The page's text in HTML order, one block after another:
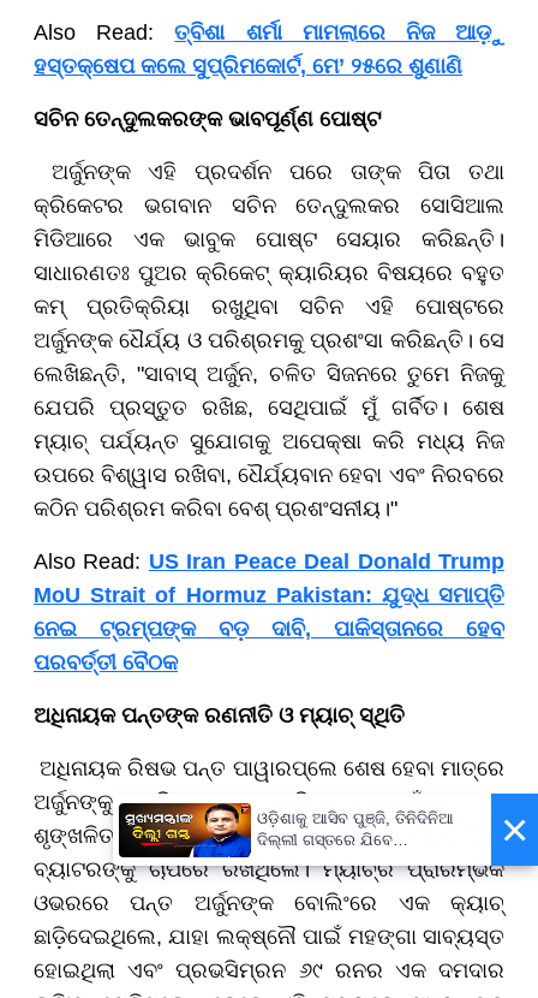
Also Read:ତ୍ବିଶା ଶର୍ମା ମାମଲାରେ ନିଜ ଆଡ଼ୁ
ହସ୍ତକ୍ଷେପ କଲେ ସୁପ୍ରିମକୋର୍ଟ, ମେ’ ୨୫ରେ ଶୁଣାଣି
ସଚିନ ତେନ୍ଦୁଲକରଙ୍କ ଭାବପୂର୍ଣ୍ଣ ପୋଷ୍ଟ
ଅର୍ଜୁନଙ୍କ ଏହି ପ୍ରଦର୍ଶନ ପରେ ତାଙ୍କ ପିତା ତଥା
କ୍ରିକେଟର ଭଗବାନ ସଚିନ ତେନ୍ଦୁଲକର ସୋସିଆଲ
ମିଡିଆରେ ଏକ ଭାବୁକ ପୋଷ୍ଟ ସେୟାର କରିଛନ୍ତି।
ସାଧାରଣତଃ ପୁଅର କ୍ରିକେଟ୍ କ୍ୟାରିୟର ବିଷୟରେ ବହୁତ
କମ୍ ପ୍ରତିକ୍ରିୟା ରଖୁଥିବା ସଚିନ ଏହି ପୋଷ୍ଟରେ
ଅର୍ଜୁନଙ୍କ ଧୈର୍ଯ୍ୟ ଓ ପରିଶ୍ରମକୁ ପ୍ରଶଂସା କରିଛନ୍ତି। ସେ
ଲେଖିଛନ୍ତି, "ସାବାସ୍ ଅର୍ଜୁନ, ଚଳିତ ସିଜନରେ ତୁମେ ନିଜକୁ
ଯେପରି ପ୍ରସ୍ତୁତ ରଖିଛ, ସେଥିପାଇଁ ମୁଁ ଗର୍ବିତ। ଶେଷ
ମ୍ୟାଚ୍ ପର୍ଯ୍ୟନ୍ତ ସୁଯୋଗକୁ ଅପେକ୍ଷା କରି ମଧ୍ୟ ନିଜ
ଉପରେ ବିଶ୍ୱାସ ରଖିବା, ଧୈର୍ଯ୍ୟବାନ ହେବା ଏବଂ ନିରବରେ
କଠିନ ପରିଶ୍ରମ କରିବା ବେଶ୍ ପ୍ରଶଂସନୀୟ।"
Also Read: US Iran Peace Deal Donald Trump
MoU Strait of Hormuz Pakistan: ଯୁଦ୍ଧ ସମାପ୍ତି
ନେଇ ଟ୍ରମ୍ପଙ୍କ ବଡ଼ ଦାବି, ପାକିସ୍ତାନରେ ହେବ
ପରବର୍ତ୍ତୀ ବୈଠକ
ଅଧିନାୟକ ପନ୍ତଙ୍କ ରଣନୀତି ଓ ମ୍ୟାଚ୍ ସ୍ଥିତି
ଅଧିନାୟକ ରିଷଭ ପନ୍ତ ପାୱାରପ୍ଲେ ଶେଷ ହେବା ମାତ୍ରେ
ଅର୍ଜୁନଙ୍କୁ ବୋଲିଂ ଆଟାକ୍‌କୁ ଆଣିଥିଲେ, ଯେଉଁଠାରେ ସେ
ଶୃଙ୍ଖଳିତ ବୋଲିଂ ସହ ତୀକ୍ଷ୍ଣ ବାଉନ୍ସର ମାଧ୍ୟମରେ
ବ୍ୟାଟରଙ୍କୁ ଚାପରେ ରଖିଥିଲେ। ମ୍ୟାଚ୍‌ର ପ୍ରାରମ୍ଭିକ
ଓଭରରେ ପନ୍ତ ଅର୍ଜୁନଙ୍କ ବୋଲିଂରେ ଏକ କ୍ୟାଚ୍
ଛାଡ଼ିଦେଇଥିଲେ, ଯାହା ଲକ୍ଷ୍ନୌ ପାଇଁ ମହଙ୍ଗା ସାବ୍ୟସ୍ତ
ହୋଇଥିଲା ଏବଂ ପ୍ରଭସିମ୍ରନ ୬୯ ରନର ଏକ ଦମଦାର
×
ଓଡ଼ିଶାକୁ ଆସିବ ପୁଞ୍ଜି, ତିନିଦିନିଆ
ଦିଲ୍ଲୀ ଗସ୍ତରେ ଯିବେ
ମୁଖ୍ୟମନ୍ତ୍ରୀ ମୋହନ ମାଝୀ